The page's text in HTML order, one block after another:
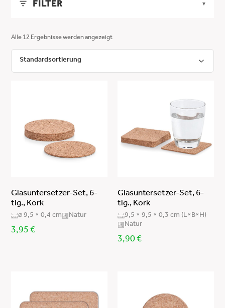
FILTER ▼
ANWENDEN
▼
natur
MATERIAL ▼
abwischbar
Alle 12 Ergebnisse werden angezeigt
Glasuntersetzer-Set, 6-
tlg., Kork
⌀ 9,5 × 0,4 cm Natur
3,95€
Glasuntersetzer-Set, 6-
tlg., Kork
9,5 × 9,5 × 0,3 cm (L×B×H)
Natur
3,90€